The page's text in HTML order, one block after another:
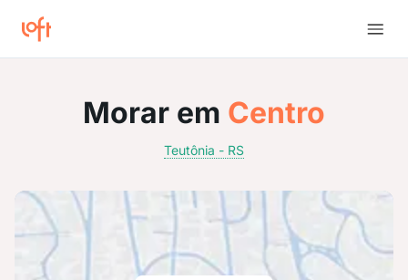
Morar em Centro
Teutônia - RS